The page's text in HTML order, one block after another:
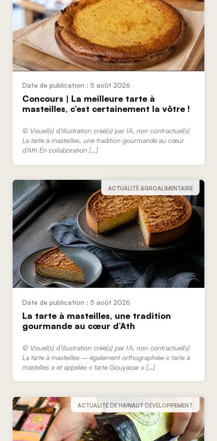
5 août 2026
Concours | La meilleure tarte à
masteilles, c’est certainement la vôtre !
© Visuel(s) d’illustration créé(s) par IA, non contractuel(s)
La tarte à masteilles, une tradition gourmande au cœur
d’Ath En collaboration […]
ACTUALITÉ AGROALIMENTAIRE
5 août 2026
La tarte à masteilles, une tradition
gourmande au cœur d’Ath
© Visuel(s) d’illustration créé(s) par IA, non contractuel(s)
La tarte à masteilles – également orthographiée « tarte à
mastelles » et appelée « tarte Gouyasse » […]
ACTUALITÉ DE HAINAUT DÉVELOPPEMENT